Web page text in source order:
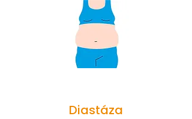
Diastáza